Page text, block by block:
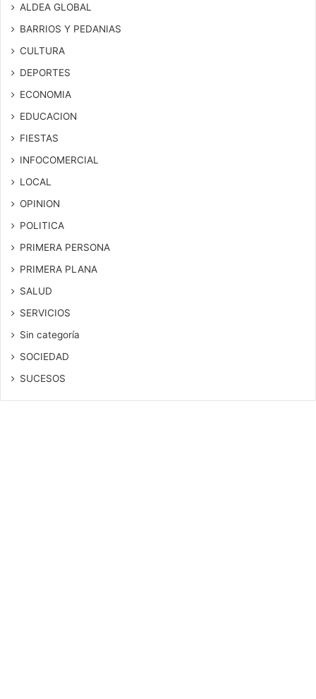
ALDEA GLOBAL
BARRIOS Y PEDANIAS
CULTURA
DEPORTES
ECONOMIA
EDUCACION
FIESTAS
INFOCOMERCIAL
LOCAL
OPINION
POLITICA
PRIMERA PERSONA
PRIMERA PLANA
SALUD
SERVICIOS
Sin categoría
SOCIEDAD
SUCESOS